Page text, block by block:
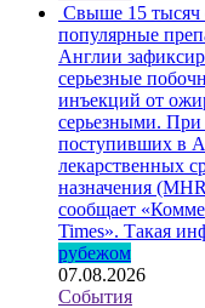
Свыше 15 тысяч
популярные
Англии
серьезные
инъекций от
серьезными. При
поступивших в
лекарственных
назначения
сообщает
Times». Такая
рубежом
07.08.2026
События